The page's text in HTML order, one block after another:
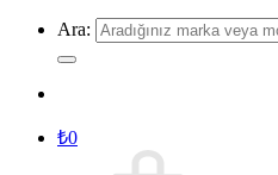
Ara:
₺0